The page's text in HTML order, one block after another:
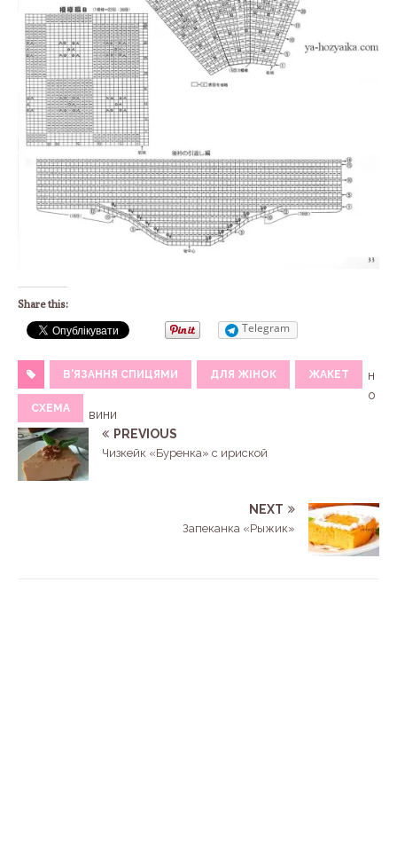
Share this:
Telegram
В'ЯЗАННЯ СПИЦЯМИ ДЛЯ ЖІНОК ЖАКЕТ
СХЕМА
н
о
вини
PREVIOUS
Чизкейк «Буренка» с ириской
NEXT
Запеканка «Рыжик»